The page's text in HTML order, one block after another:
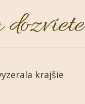
krajšie